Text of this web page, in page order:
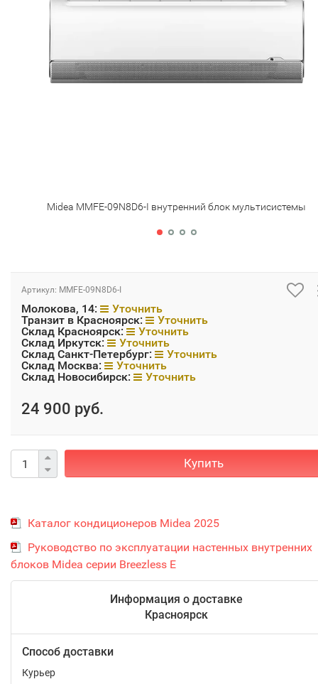
Midea MMFE-09N8D6-I внутренний блок мультисистемы
Артикул: MMFE-09N8D6-I
Молокова, 14:
Уточнить
Транзит в Красноярск:
Уточнить
Склад Красноярск:
Уточнить
Склад Иркутск:
Уточнить
Склад Санкт-Петербург:
Уточнить
Склад Москва:
Уточнить
Склад Новосибирск:
Уточнить
24 900 руб.
Купить
Каталог кондиционеров Midea 2025
Руководство по эксплуатации настенных внутренних
блоков Midea серии Breezless E
Информация о доставке
Красноярск
Способ доставки
Курьер